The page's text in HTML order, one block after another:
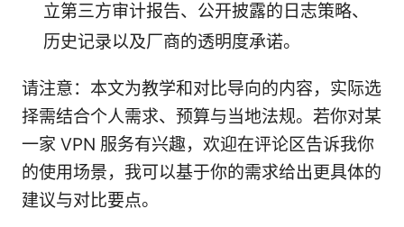
立第三方审计报告、公开披露的日志策略、
历史记录以及厂商的透明度承诺。
请注意：本文为教学和对比导向的内容，实际选
择需结合个人需求、预算与当地法规。若你对某
一家 VPN 服务有兴趣，欢迎在评论区告诉我你
的使用场景，我可以基于你的需求给出更具体的
建议与对比要点。